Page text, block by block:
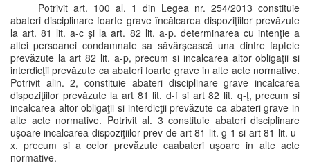
Potrivit art. 100 al. 1 din Legea nr. 254/2013 constituie
abateri disciplinare foarte grave încălcarea dispoziţiilor prevăzute
la art. 81 lit. a-c şi la art. 82 lit. a-p. determinarea cu intenţie a
altei persoanei condamnate sa săvârşească una dintre faptele
prevăzute la art 82 lit. a-p, precum si incalcarea altor obligaţii si
interdicţii prevăzute ca abateri foarte grave in alte acte normative.
Potrivit alin. 2, constituie abateri disciplinare grave incalcarea
dispoziţiilor prevăzute la art 81 lit. d-f si art 82 lit. q-ţ, precum si
incalcarea altor obligaţii si interdicţii prevăzute ca abateri grave in
alte acte normative. Potrivit al. 3 constituie abateri disciplinare
uşoare incalcarea dispoziţiilor prev de art 81 lit. g-1 si art 81 lit. u-
x, precum si a celor prevăzute caabateri uşoare in alte acte
normative.